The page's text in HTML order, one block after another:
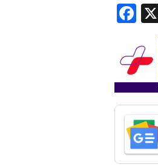
F
c
e
b
o
o
k